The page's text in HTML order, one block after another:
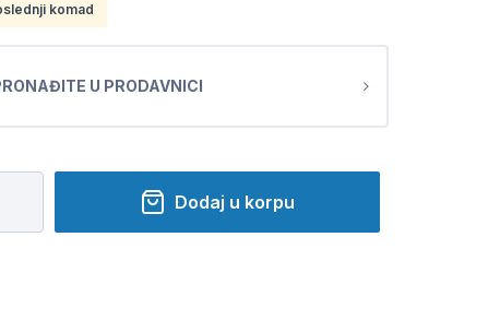
komad
U PRODAVNICI
Dodaj u korpu